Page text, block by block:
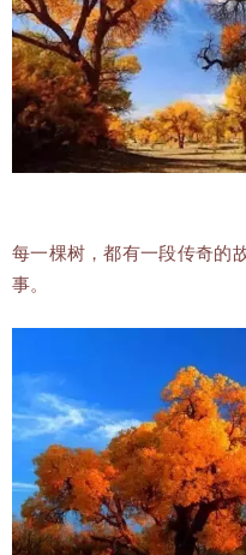
每一棵树，都有一段传奇的
事。